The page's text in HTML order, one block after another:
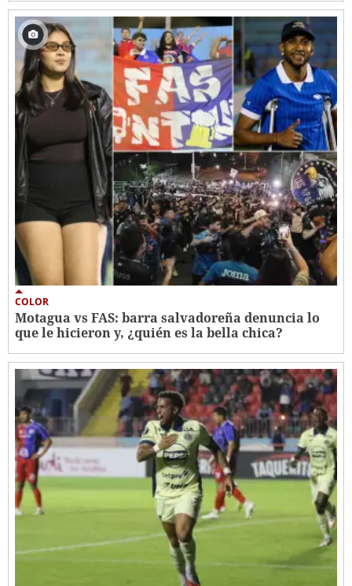
COLOR
Motagua vs FAS: barra salvadoreña denuncia lo
que le hicieron y, ¿quién es la bella chica?